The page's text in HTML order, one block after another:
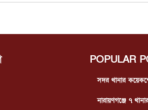
POPULAR
সদর থানার
নারায়ণগঞ্জে ৭